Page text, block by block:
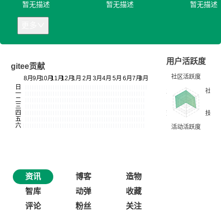
暂无描述 暂无描述 暂无描述
gitee贡献
用户活跃度
资讯 博客
造物
智库
动弹
收藏
评论
粉丝 关注